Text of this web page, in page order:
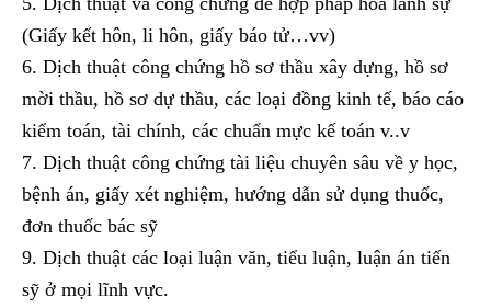
(Giấy kết hôn, li hôn, giấy báo tử…vv)
6. Dịch thuật công chứng hồ sơ thầu xây dựng, hồ sơ
mời thầu, hồ sơ dự thầu, các loại đồng kinh tế, báo cáo
kiểm toán, tài chính, các chuẩn mực kế toán v..v
7. Dịch thuật công chứng tài liệu chuyên sâu về y học,
bệnh án, giấy xét nghiệm, hướng dẫn sử dụng thuốc,
đơn thuốc bác sỹ
9. Dịch thuật các loại luận văn, tiểu luận, luận án tiến
sỹ ở mọi lĩnh vực.